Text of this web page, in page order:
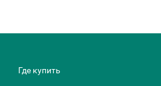
Где купить